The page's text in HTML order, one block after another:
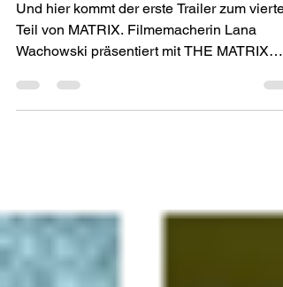
Und hier kommt der erste Trailer zum
Teil von MATRIX. Filmemacherin Lana
Wachowski präsentiert mit THE MATRIX